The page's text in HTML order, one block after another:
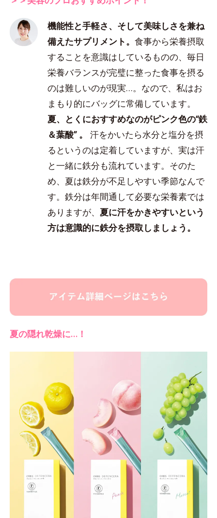
機能性と手軽さ、そして美味しさを兼ね
備えたサプリメント。食事から栄養摂取
することを意識はしているものの、毎日
栄養バランスが完璧に整った食事を摂る
のは難しいのが現実…。なので、私はお
まもり的にバッグに常備しています。
夏、とくにおすすめなのがピンク色の“鉄
＆葉酸” 。汗をかいたら水分と塩分を摂
るというのは定着していますが、実は汗
と一緒に鉄分も流れています。そのた
め、夏は鉄分が不足しやすい季節なんで
す。鉄分は年間通して必要な栄養素では
ありますが、 夏に汗をかきやすいという
方は意識的に鉄分を摂取しましょう。
夏の隠れ乾燥に…！